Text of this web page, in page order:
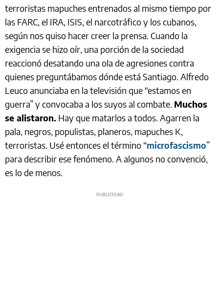
terroristas mapuches entrenados al mismo tiempo por
las FARC, el IRA, ISIS, el narcotráfico y los cubanos,
según nos quiso hacer creer la prensa. Cuando la
exigencia se hizo oír, una porción de la sociedad
reaccionó desatando una ola de agresiones contra
quienes preguntábamos dónde está Santiago. Alfredo
Leuco anunciaba en la televisión que “estamos en
guerra” y convocaba a los suyos al combate. Muchos
se alistaron. Hay que matarlos a todos. Agarren la
pala, negros, populistas, planeros, mapuches K,
terroristas. Usé entonces el término “microfascismo”
para describir ese fenómeno. A algunos no convenció,
es lo de menos.